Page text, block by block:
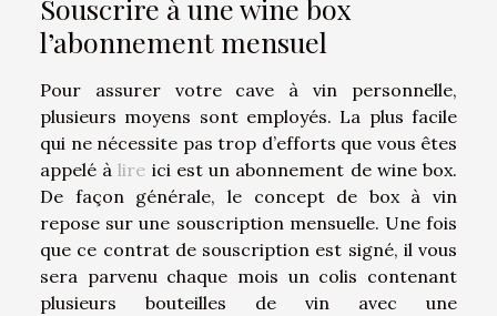
Souscrire à une wine box
l’abonnement mensuel
Pour assurer votre cave à vin personnelle,
plusieurs moyens sont employés. La plus facile
qui ne nécessite pas trop d’efforts que vous êtes
appelé àlire ici est un abonnement de wine box.
De façon générale, le concept de box à vin
repose sur une souscription mensuelle. Une fois
que ce contrat de souscription est signé, il vous
sera parvenu chaque mois un colis contenant
plusieurs bouteilles de vin avec une